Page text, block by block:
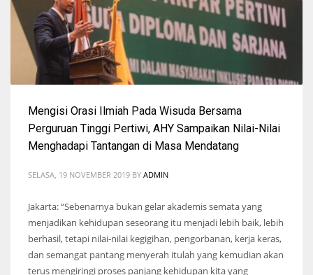
Mengisi Orasi Ilmiah Pada Wisuda Bersama
Perguruan Tinggi Pertiwi, AHY Sampaikan Nilai-Nilai
Menghadapi Tantangan di Masa Mendatang
SELASA, 19 NOVEMBER 2019 BY ADMIN
Jakarta: “Sebenarnya bukan gelar akademis semata yang
menjadikan kehidupan seseorang itu menjadi lebih baik, lebih
berhasil, tetapi nilai-nilai kegigihan, pengorbanan, kerja keras,
dan semangat pantang menyerah itulah yang kemudian akan
terus mengiringi proses panjang kehidupan kita yang